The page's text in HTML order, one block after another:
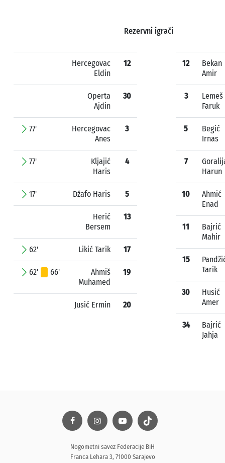
Rezervni igrači
Hercegovac
Eldin
12
Operta
Ajdin
30
77'
Hercegovac
Anes
3
77'
Kljajić
Haris
4
17' Džafo Haris 5
Herić
Bersem
13
62' Likić Tarik 17
62' 66'
Ahmiš
Muhamed
19
Jusić Ermin 20
12
Bekan
Amir
3
Lemeš
Faruk
5
Begić
Irnas
7
Harun
10
Ahmić
Enad
11
Bajrić
Mahir
15
Tarik
30
Husić
Amer
34
Bajrić
Jahja
Nogometni savez Federacije BiH
Franca Lehara 3, 71000 Sarajevo